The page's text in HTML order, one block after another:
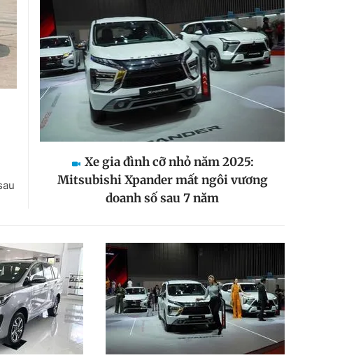
Xe gia đình cỡ nhỏ năm 2025:
Mitsubishi Xpander mất ngôi vương
doanh số sau 7 năm